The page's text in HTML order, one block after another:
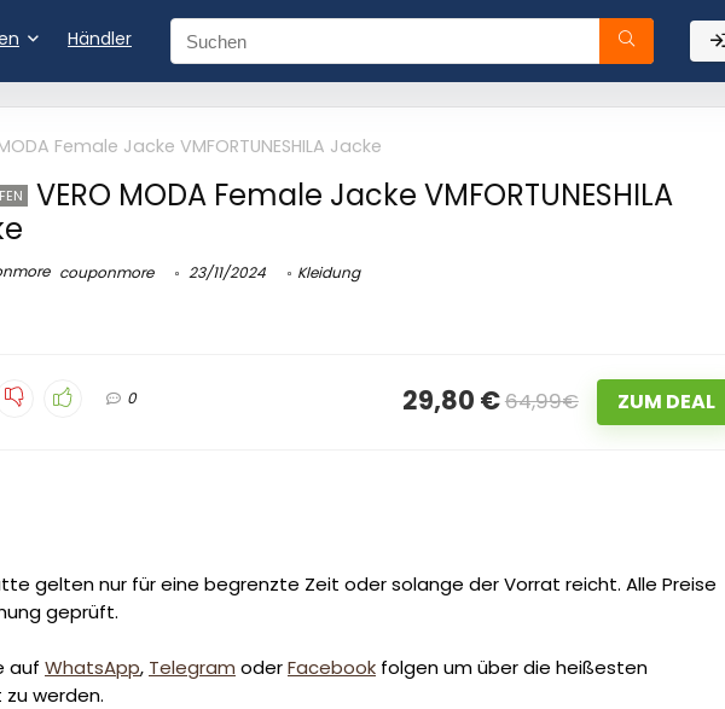
Händler
Female Jacke VMFORTUNESHILA Jacke
VERO MODA Female Jacke VMFORTUNESHILA
couponmore 23/11/2024 Kleidung
0 29,80 €64,99€ ZUM DEAL
gelten nur für eine begrenzte Zeit oder solange der Vorrat reicht. Alle Preise
geprüft.
auf WhatsApp, Telegram oderFacebook folgen um über die heißesten
werden.